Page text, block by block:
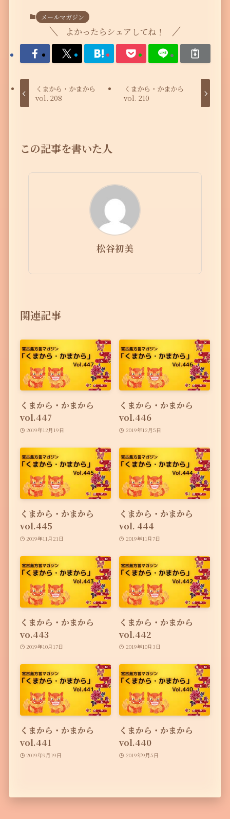
メールマガジン
よかったらシェアしてね！
くまから・かまから
vol. 208
くまから・かまから
vol. 210
この記事を書いた人
松谷初美
関連記事
くまから・かまから
vol.447
2019年12月19日
くまから・かまから
vol.446
2019年12月5日
くまから・かまから
vol.445
2019年11月21日
くまから・かまから
vol. 444
2019年11月7日
くまから・かまから
vo.443
2019年10月17日
くまから・かまから
vol.442
2019年10月3日
くまから・かまから
vol.441
2019年9月19日
くまから・かまから
vol.440
2019年9月5日